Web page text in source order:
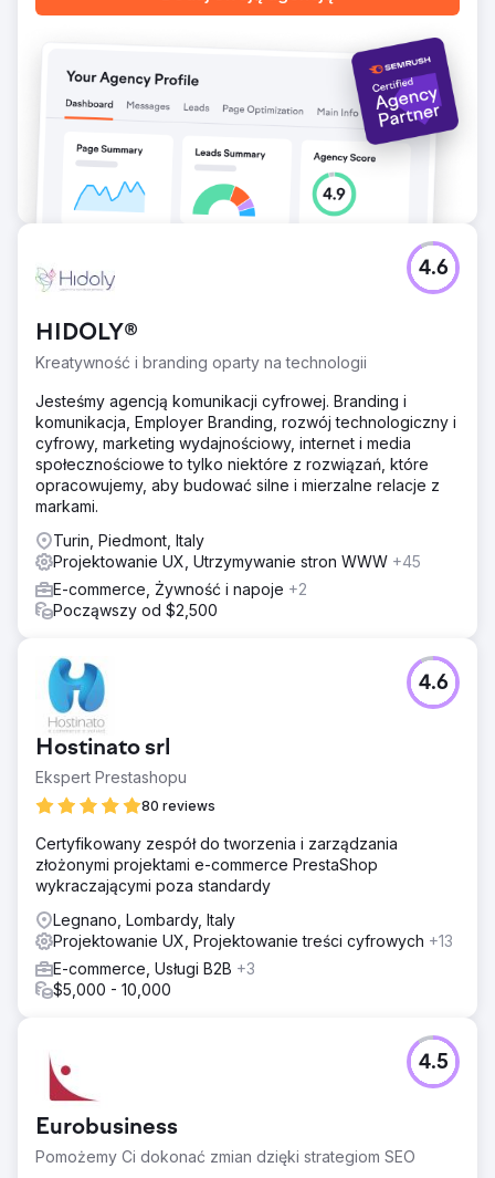
odnotowało 50% wzrost ruchu na stronie internetowej i
najważniejsze, sprzedaż online podwoiła się, osiągając
100% wzrost przychodów z e-commerce. Połączenie
zoptymalizowanego projektu strony internetowej i
ukierunkowanego marketingu cyfrowego dało firmie
znaczny zwrot z inwestycji.
Przejdź do strony agencji
HIDOLY®
Kreatywność i branding oparty na technologii
4.6
Jesteśmy agencją komunikacji cyfrowej. Branding i
komunikacja, Employer Branding, rozwój technologiczny i
cyfrowy, marketing wydajnościowy, internet i media
społecznościowe to tylko niektóre z rozwiązań, które
opracowujemy, aby budować silne i mierzalne relacje z
markami.
Turin, Piedmont, Italy
Projektowanie UX, Utrzymywanie stron WWW +45
E-commerce, Żywność i napoje +2
Począwszy od $2,500
Hostinato srl
Ekspert Prestashopu
80 reviews
4.6
Certyfikowany zespół do tworzenia i zarządzania
złożonymi projektami e-commerce PrestaShop
wykraczającymi poza standardy
Legnano, Lombardy, Italy
Projektowanie UX, Projektowanie treści cyfrowych +13
E-commerce, Usługi B2B +3
$5,000 - 10,000
Eurobusiness
Pomożemy Ci dokonać zmian dzięki strategiom SEO
4.5